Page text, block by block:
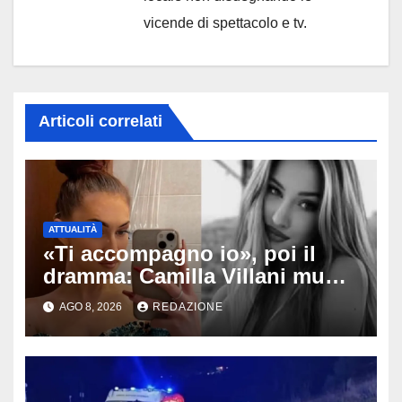
vicende di spettacolo e tv.
Articoli correlati
ATTUALITÀ
«Ti accompagno io», poi il
dramma: Camilla Villani muore
a 20 anni dopo lo schianto
contro un muro, cosa è
successo
AGO 8, 2026 REDAZIONE